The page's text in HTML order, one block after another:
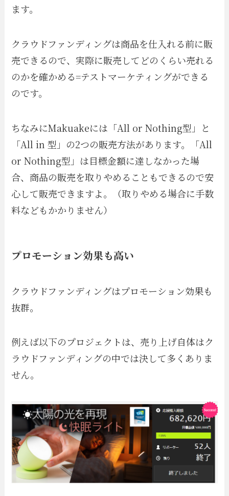
ます。
クラウドファンディングは商品を仕入れる前に販
売できるので、実際に販売してどのくらい売れる
のかを確かめる=テストマーケティングができる
のです。
ちなみにMakuakeには「All or Nothing型」と
「All in 型」の2つの販売方法があります。「All
or Nothing型」は目標金額に達しなかった場
合、商品の販売を取りやめることもできるので安
心して販売できますよ。（取りやめる場合に手数
料などもかかりません）
プロモーション効果も高い
クラウドファンディングはプロモーション効果も
抜群。
例えば以下のプロジェクトは、売り上げ自体はク
ラウドファンディングの中では決して多くありま
せん。